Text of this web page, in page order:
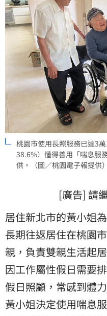
桃園市使用長照服務已達3
38.6%）懂得善用「喘息服
供。（圖／桃園電子報提供）
[廣告] 請
居住新北市的黃小姐
長期往返居住在桃園
親，負責雙親生活起
因工作屬性假日需要
假日照顧，常感到體
黃小姐決定使用喘息